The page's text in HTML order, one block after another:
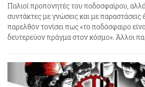
Παλιοί προπονητές του ποδοσφαίρου, αλλά
συντάκτες με γνώσεις και με παραστάσεις
παρελθόν τονίσει πως «το ποδόσφαιρο
δευτερεύον πράγμα στον κόσμο». Άλλοι